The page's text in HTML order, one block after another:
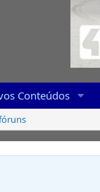
Conteúdos